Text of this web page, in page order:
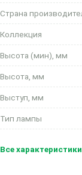
Страна
Коллекция
Высота (мин), мм
Высота, мм
Выступ, мм
Тип лампы
Все